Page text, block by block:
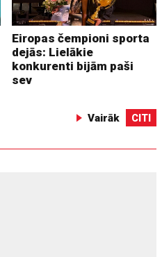
Eiropas čempioni sporta
dejās: Lielākie
konkurenti bijām paši
sev
Vairāk CITI